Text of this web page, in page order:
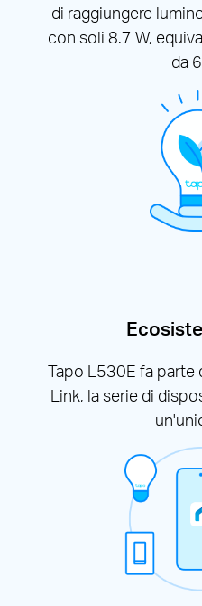
di raggiungere
con soli 8.7 W,
da
Tapo L530E fa parte
Link, la serie di